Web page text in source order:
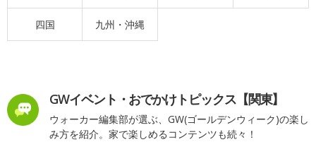
四国 九州・沖縄
GWイベント・おでかけトピックス【関東】
ウォーカー編集部が選ぶ、GW(ゴールデンウィーク)の楽し
み方を紹介。家で楽しめるコンテンツも続々！